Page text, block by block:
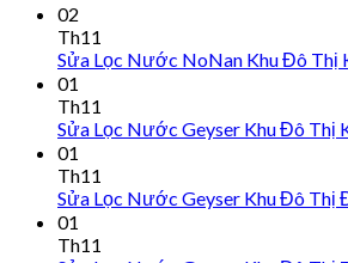
02
Th11
Sửa Lọc Nước NoNan Khu Đô Thị
01
Th11
Sửa Lọc Nước Geyser Khu Đô Thị
01
Th11
Sửa Lọc Nước Geyser Khu Đô Thị
01
Th11